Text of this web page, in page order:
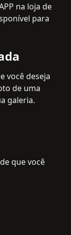
na loja de
para
você deseja
de uma
galeria.
que você